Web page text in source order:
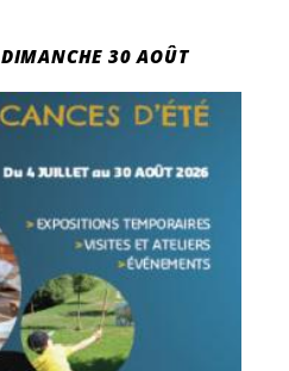
DIMANCHE 30 AOÛT